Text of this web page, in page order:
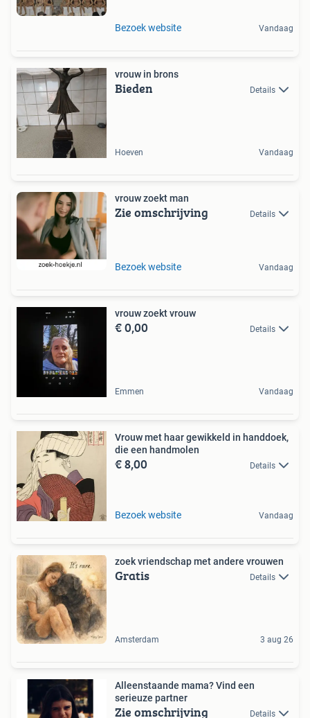
Bezoek website Vandaag
vrouw in brons
Bieden Details
Hoeven Vandaag
vrouw zoekt man
Zie omschrijving Details
Bezoek website Vandaag
vrouw zoekt vrouw
€ 0,00 Details
Emmen Vandaag
Vrouw met haar gewikkeld in handdoek,
die een handmolen
€ 8,00 Details
Bezoek website Vandaag
zoek vriendschap met andere vrouwen
Gratis Details
Amsterdam 3 aug 26
Alleenstaande mama? Vind een
serieuze partner
Zie omschrijving Details